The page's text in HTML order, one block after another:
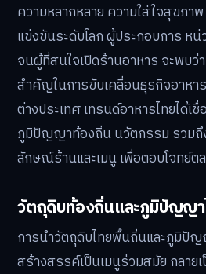
ความหลากหลาย ความใส่ใจสุขภา
แข่งขันระดับโลก ผู้ประกอบการ หน่
จนผู้ที่สนใจเปิดร้านอาหาร จะพบว่
สำคัญในการขับเคลื่อนธุรกิจอาหาร
ต่างประเทศ เทรนด์อาหารไทยได้เ
ภูมิปัญญาท้องถิ่น นวัตกรรม รวมถึ
ลักษณ์ร้านและเมนู เพื่อตอบโจทย์ต
วัตถุดิบท้องถิ่นและภูมิปัญญา
การนำวัตถุดิบไทยพื้นถิ่นและภูมิปั
สร้างสรรค์เป็นเมนูร่วมสมัย กลาย